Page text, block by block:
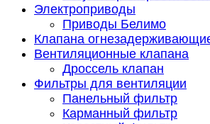
Электроприводы
Приводы Белимо
Клапана
Вентиляционные клапана
Дроссель клапан
Фильтры для вентиляции
Панельный фильтр
Карманный фильтр